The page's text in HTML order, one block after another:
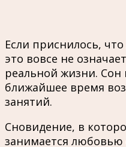
Если приснилось,
это вовсе не
реальной жизни. Сон
ближайшее время
занятий.
Сновидение, в
занимается любовью